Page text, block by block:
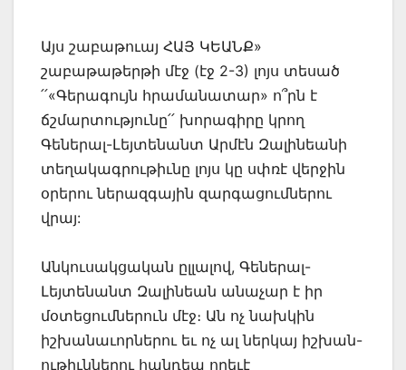
Այս շաբաթուայ ՀԱՅ ԿԵԱՆՔ»
շաբաթաթերթի մէջ (էջ 2-3) լոյս տեսած
՛՛«Գերագույն հրամանատար» ո՞րն է
ճշմարտությունը՛՛ խորագիրը կրող
Գեներալ-Լեյտենանտ Արմէն Զալինեանի
տեղակագրութիւնը լոյս կը սփռէ վերջին
օրերու ներազգային զարգացումներու
վրայ:
Անկուսակցական ըլլալով, Գեներալ-
Լեյտենանտ Զալինեան անաչար է իր
մօտեցումներուն մէջ։ Ան ոչ նախկին
իշխանաւորներու եւ ոչ ալ ներկայ իշխան-
ութիւններու հանդեպ որեւէ